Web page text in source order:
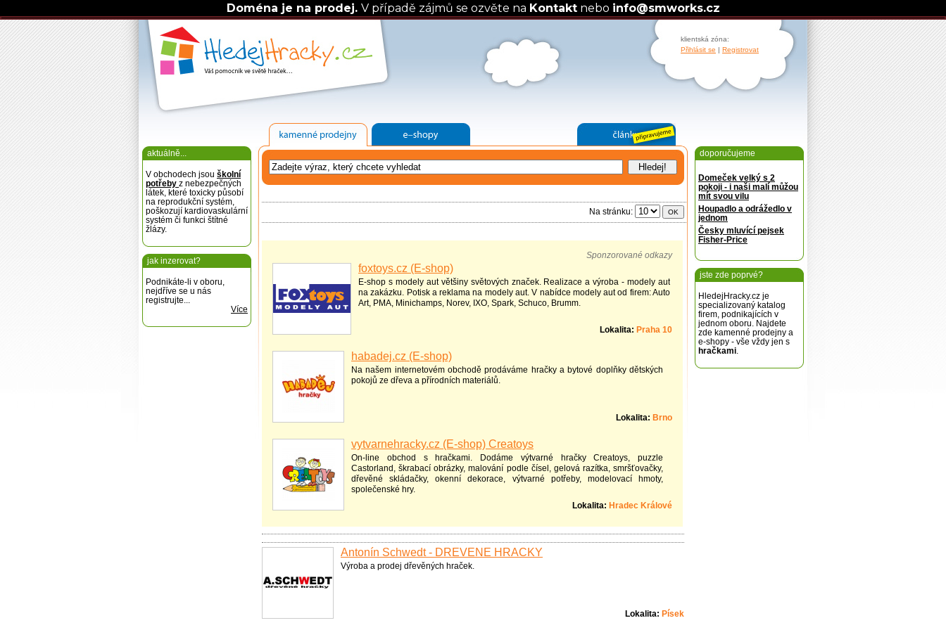
Doména je na prodej. V případě zájmů se ozvěte na Kontaktnebo info@smworks.cz
klientská zóna:
Přihlásit se | Registrovat
aktuálně...
V obchodech jsou školní
potřeby z nebezpečných
látek, které toxicky působí
na reprodukční systém,
poškozují kardiovaskulární
systém či funkci štítné
žlázy.
jak inzerovat?
Podnikáte-li v oboru,
nejdříve se u nás
registrujte...
Více
Na stránku: OK
Sponzorované odkazy
foxtoys.cz (E-shop)
E-shop s modely aut většiny světových značek. Realizace a výroba - modely aut
na zakázku. Potisk a reklama na modely aut. V nabídce modely aut od firem: Auto
Art, PMA, Minichamps, Norev, IXO, Spark, Schuco, Brumm.
Lokalita: Praha 10
habadej.cz (E-shop)
Na našem internetovém obchodě prodáváme hračky a bytové doplňky dětských
pokojů ze dřeva a přírodních materiálů.
Lokalita: Brno
vytvarnehracky.cz (E-shop) Creatoys
On-line obchod s hračkami. Dodáme výtvarné hračky Creatoys, puzzle
Castorland, škrabací obrázky, malování podle čísel, gelová razítka, smršťovačky,
dřevěné skládačky, okenní dekorace, výtvarné potřeby, modelovací hmoty,
společenské hry.
Lokalita: Hradec Králové
Antonín Schwedt - DŘEVĚNÉ HRAČKY
Výroba a prodej dřevěných hraček.
Lokalita: Písek
doporučujeme
Domeček velký s 2
pokoji - i naši malí můžou
mít svou vilu
Houpadlo a odrážedlo v
jednom
Česky mluvící pejsek
Fisher-Price
jste zde poprvé?
HledejHracky.cz je
specializovaný katalog
firem, podnikajících v
jednom oboru. Najdete
zde kamenné prodejny a
e-shopy - vše vždy jen s
hračkami.